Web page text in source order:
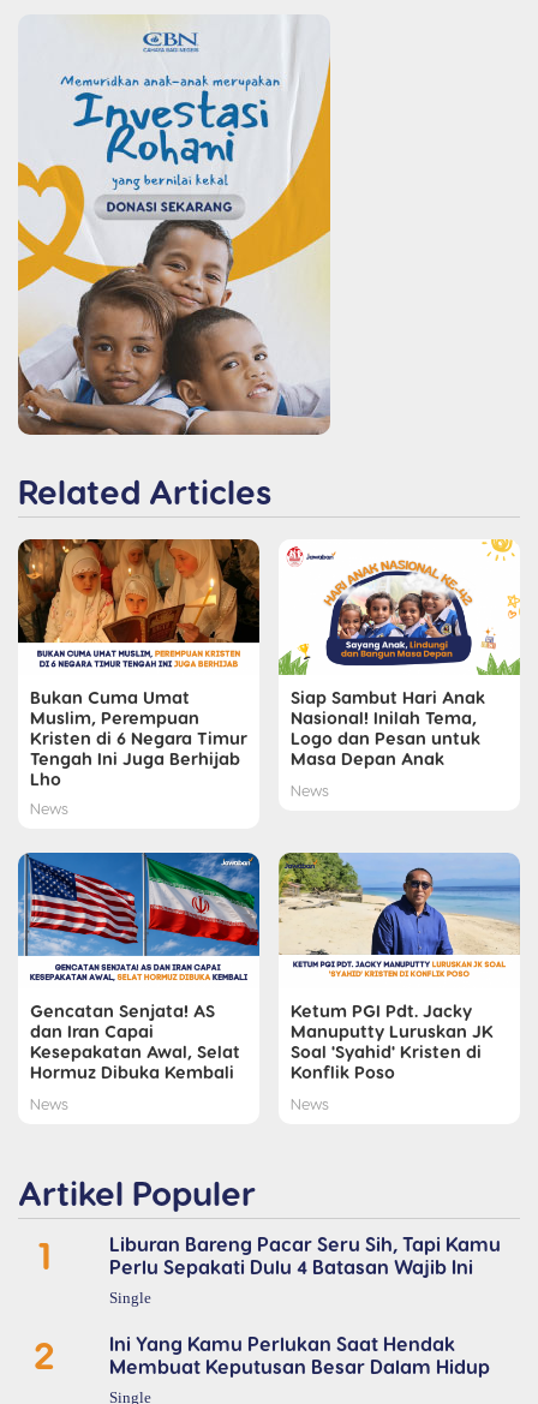
Related Articles
Bukan Cuma Umat
Muslim, Perempuan
Kristen di 6 Negara Timur
Tengah Ini Juga Berhijab
Lho
News
Siap Sambut Hari Anak
Nasional! Inilah Tema,
Logo dan Pesan untuk
Masa Depan Anak
News
Gencatan Senjata! AS
dan Iran Capai
Kesepakatan Awal, Selat
Hormuz Dibuka Kembali
News
Ketum PGI Pdt. Jacky
Manuputty Luruskan JK
Soal 'Syahid' Kristen di
Konflik Poso
News
Artikel Populer
1
Liburan Bareng Pacar Seru Sih, Tapi Kamu
Perlu Sepakati Dulu 4 Batasan Wajib Ini
Single
2
Ini Yang Kamu Perlukan Saat Hendak
Membuat Keputusan Besar Dalam Hidup
Single